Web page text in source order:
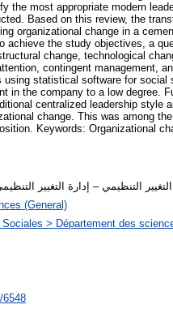
the most appropriate modern
Based on this review, the
organizational change in a
the study objectives, a
change, technological
contingent management,
statistical software for
in the company to a low degree.
centralized leadership style
change. This was among
Keywords: Organizational
التغيير التنظيمي – إدارة التغيير
(General)
> Département des
6548